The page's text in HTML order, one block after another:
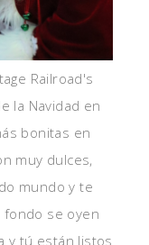
Railroad's
la Navidad en
bonitas en
muy dulces,
mundo y te
fondo se oyen
y tú están listos